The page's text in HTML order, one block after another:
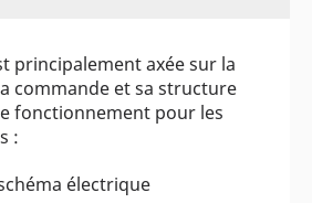
principalement axée sur la
commande et sa structure
fonctionnement pour les
:
électrique